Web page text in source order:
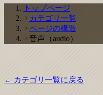
トップページ
カテゴリ一覧
ページの構造
音声（audio）
← カテゴリ一覧に戻る